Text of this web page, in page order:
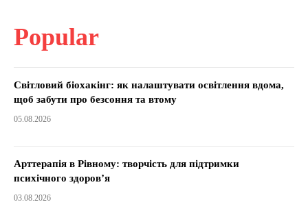
Popular
Світловий біохакінг: як налаштувати освітлення вдома,
щоб забути про безсоння та втому
05.08.2026
Арттерапія в Рівному: творчість для підтримки
психічного здоров’я
03.08.2026